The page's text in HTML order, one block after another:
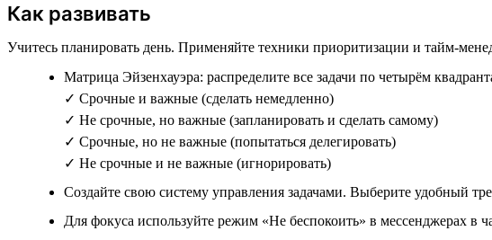
Как развивать
Учитесь планировать день. Применяйте техники приоритизации и тайм-
Матрица Эйзенхауэра: распределите все задачи по четырём
✓ Срочные и важные (сделать немедленно)
✓ Не срочные, но важные (запланировать и сделать самому)
✓ Срочные, но не важные (попытаться делегировать)
✓ Не срочные и не важные (игнорировать)
Создайте свою систему управления задачами. Выберите удобный
Для фокуса используйте режим «Не беспокоить» в мессенджерах в